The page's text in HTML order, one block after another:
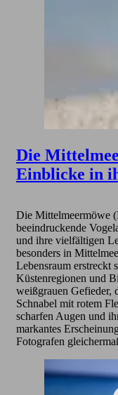
Die
Einblicke in
Die Mittelmeermöwe
beeindruckende
und ihre vielfältigen
besonders in
Lebensraum erstreckt
Küstenregionen und
weißgrauen Gefieder,
Schnabel mit rotem
scharfen Augen und
markantes
Fotografen